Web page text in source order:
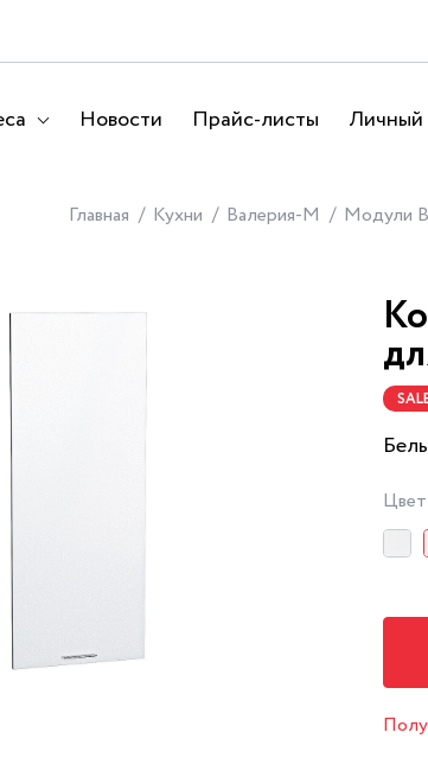
Новости Прайс-листы Личный
Главная Кухни Валерия-М Модули